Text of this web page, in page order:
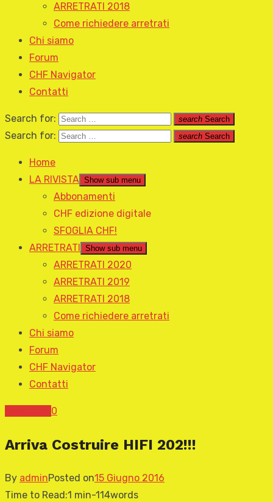
ARRETRATI 2018
Come richiedere arretrati
Chi siamo
Forum
CHF Navigator
Contatti
Search for: search Search
Search for: search Search
Home
LA RIVISTA Show sub menu
Abbonamenti
CHF edizione digitale
SFOGLIA CHF!
ARRETRATI
Show sub menu
ARRETRATI 2020
ARRETRATI 2019
ARRETRATI 2018
Come richiedere arretrati
Chi siamo
Forum
CHF Navigator
Contatti
0
Arriva Costruire HIFI 202!!!
By adminPosted on15 Giugno 2016
Time to Read:1 min-114words